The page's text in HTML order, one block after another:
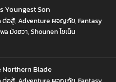
Youngest Son
ต่อสู้,Adventure ผจญภัย,Fantasy
มังฮวา,Shounen โชเน็น
Northern Blade